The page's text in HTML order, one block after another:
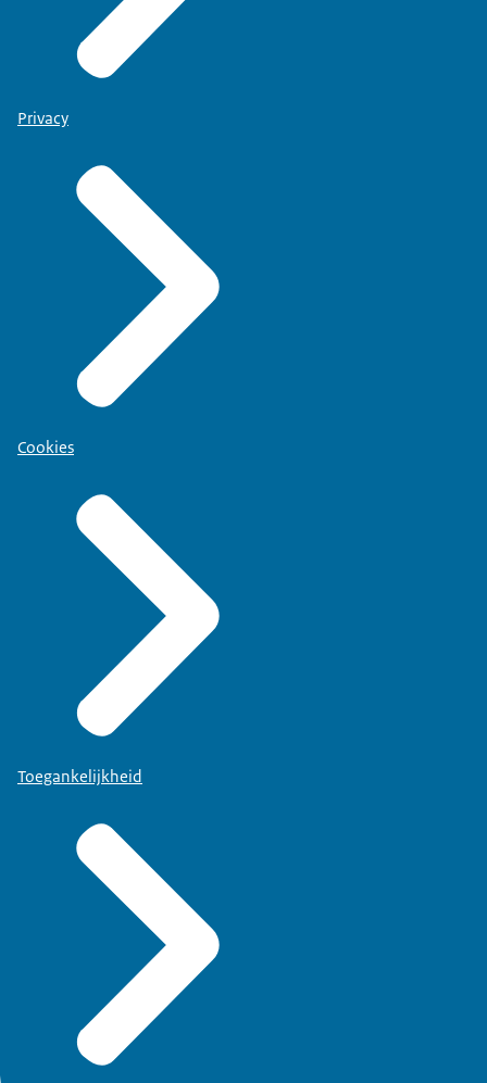
Privacy
Cookies
Toegankelijkheid